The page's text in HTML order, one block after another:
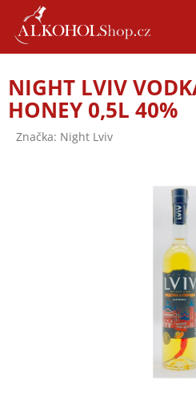
obsah
NIGHT LVIV
HONEY 0,5L 40%
Značka: Night Lviv